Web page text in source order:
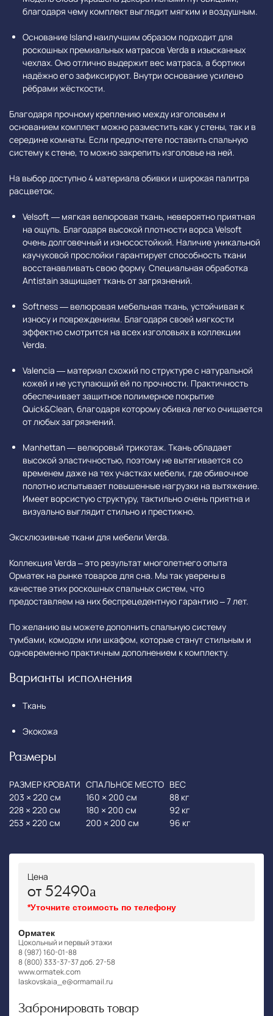
благодаря чему комплект выглядит мягким и воздушным.
Основание Island наилучшим образом подходит для
роскошных премиальных матрасов Verda в изысканных
чехлах. Оно отлично выдержит вес матраса, а бортики
надёжно его зафиксируют. Внутри основание усилено
рёбрами жёсткости.
Благодаря прочному креплению между изголовьем и
основанием комплект можно разместить как у стены, так и в
середине комнаты. Если предпочтете поставить спальную
систему к стене, то можно закрепить изголовье на ней.
На выбор доступно 4 материала обивки и широкая палитра
расцветок.
Velsoft — мягкая велюровая ткань, невероятно приятная
на ощупь. Благодаря высокой плотности ворса Velsoft
очень долговечный и износостойкий. Наличие уникальной
каучуковой прослойки гарантирует способность ткани
восстанавливать свою форму. Специальная обработка
Antistain защищает ткань от загрязнений.
Softness — велюровая мебельная ткань, устойчивая к
износу и повреждениям. Благодаря своей мягкости
эффектно смотрится на всех изголовьях в коллекции
Verda.
Valencia — материал схожий по структуре с натуральной
кожей и не уступающий ей по прочности. Практичность
обеспечивает защитное полимерное покрытие
Quick&Clean, благодаря которому обивка легко очищается
от любых загрязнений.
Manhettan — велюровый трикотаж. Ткань обладает
высокой эластичностью, поэтому не вытягивается со
временем даже на тех участках мебели, где обивочное
полотно испытывает повышенные нагрузки на вытяжение.
Имеет ворсистую структуру, тактильно очень приятна и
визуально выглядит стильно и престижно.
Эксклюзивные ткани для мебели Verda.
Коллекция Verda – это результат многолетнего опыта
Орматек на рынке товаров для сна. Мы так уверены в
качестве этих роскошных спальных систем, что
предоставляем на них беспрецедентную гарантию – 7 лет.
По желанию вы можете дополнить спальную систему
тумбами, комодом или шкафом, которые станут стильным и
одновременно практичным дополнением к комплекту.
Варианты исполнения
Ткань
Экокожа
Размеры
РАЗМЕР КРОВАТИ СПАЛЬНОЕ МЕСТО ВЕС
203 × 220 см
160 × 200 см
88 кг
228 × 220 см
180 × 200 см
92 кг
253 × 220 см
200 × 200 см 96 кг
Цена
от 52490
*Уточните стоимость по телефону
Орматек
Цокольный и первый этажи
8 (987) 160-01-88
8 (800) 333-37-37 доб. 27-58
www.ormatek.com
laskovskaia_e@ormamail.ru
Забронировать товар